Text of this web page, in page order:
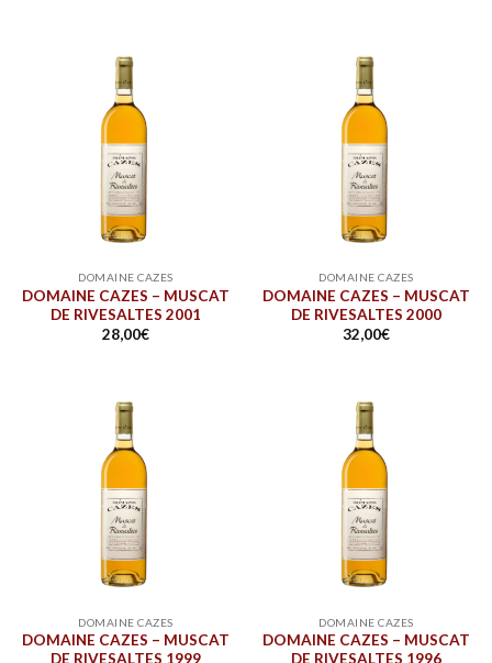
DOMAINE CAZES
DOMAINE CAZES – MUSCAT
DE RIVESALTES 2001
28,00€
DOMAINE CAZES
DOMAINE CAZES – MUSCAT
DE RIVESALTES 2000
32,00€
DOMAINE CAZES
DOMAINE CAZES – MUSCAT
DE RIVESALTES 1999
DOMAINE CAZES
DOMAINE CAZES – MUSCAT
DE RIVESALTES 1996